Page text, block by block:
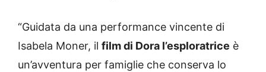
“Guidata da una performance vincente di
Isabela Moner, il film di Dora l’esploratrice è
un’avventura per famiglie che conserva lo